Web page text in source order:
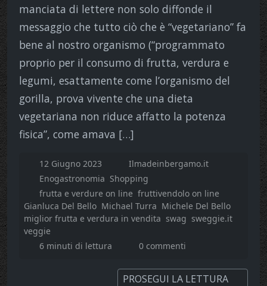
manciata di lettere non solo diffonde il
messaggio che tutto ciò che è “vegetariano” fa
bene al nostro organismo (“programmato
proprio per il consumo di frutta, verdura e
legumi, esattamente come l’organismo del
gorilla, prova vivente che una dieta
vegetariana non riduce affatto la potenza
fisica”, come amava […]
12 Giugno 2023
Ilmadeinbergamo.it
Enogastronomia Shopping
frutta e verdure on line fruttivendolo on line
Gianluca Del Bello Michael Turra Michele Del Bello
miglior frutta e verdura in vendita swag sweggie.it
veggie
6 minuti di lettura
0 commenti
PROSEGUI LA LETTURA